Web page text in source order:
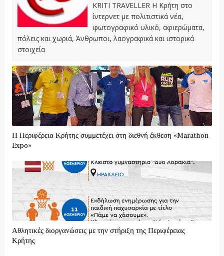
KRITI TRAVELLER Η Κρήτη στο
ίντερνετ με πολιτιστικά νέα,
φωτογραφικό υλικό, αφιερώματα,
πόλεις και χωριά, Άνθρωποι, λαογραφικά και ιστορικά
στοιχεία
Η Περιφέρεια Κρήτης συμμετέχει στη διεθνή έκθεση «Marathon
Expo»
Αθλητικές διοργανώσεις με την στήριξη της Περιφέρειας
Κρήτης